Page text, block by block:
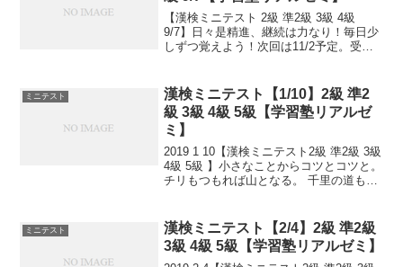
【漢検ミニテスト 2級 準2級 3級 4級
9/7】日々是精進、継続は力なり！毎日少
しずつ覚えよう！次回は11/2予定。受け
ミニテスト
漢検ミニテスト【1/10】2級 準2
級 3級 4級 5級【学習塾リアルゼ
ミ】
2019 1 10【漢検ミニテスト2級 準2級 3級
4級 5級 】小さなことからコツとコツと。
チリもつもれば山となる。 千里の道も一
熟語問題などの出来具合が合...
ミニテスト
漢検ミニテスト【2/4】2級 準2級
3級 4級 5級【学習塾リアルゼミ】